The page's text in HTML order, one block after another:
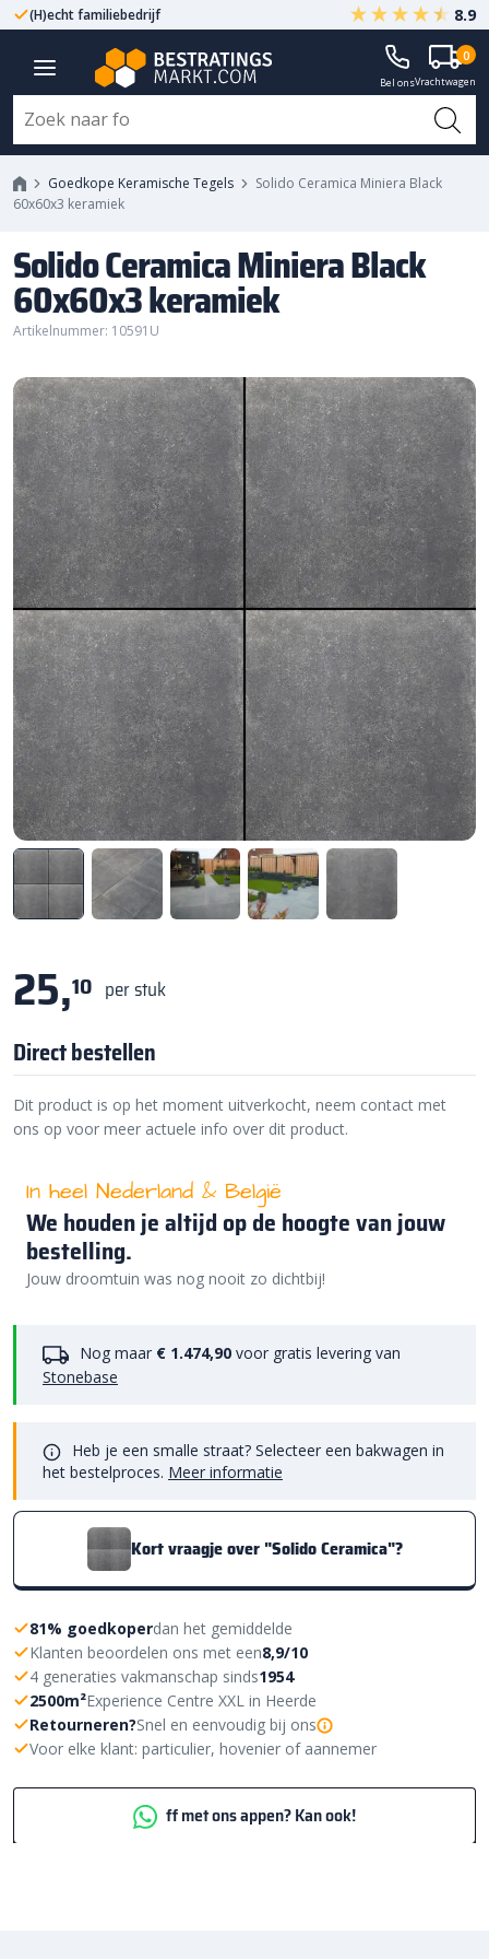
(H)echt familiebedrijf Gegarandeerd A-kwaliteit
8.9
Bel onsVrachtwagen
0
Goedkope Keramische Tegels
Solido Ceramica Miniera Black
60x60x3 keramiek
Solido Ceramica Miniera Black
60x60x3 keramiek
Artikelnummer: 10591U
25,10 per stuk
Direct bestellen
Dit product is op het moment uitverkocht, neem contact met
ons op voor meer actuele info over dit product.
In heel Nederland & België
We houden je altijd op de hoogte van jouw
bestelling.
Jouw droomtuin was nog nooit zo dichtbij!
Nog maar € 1.474,90 voor gratis levering van
Stonebase
Heb je een smalle straat? Selecteer een bakwagen in
het bestelproces. Meer informatie
Kort vraagje over "Solido Ceramica"?
81% goedkoperdan het gemiddelde
Klanten beoordelen ons met een8,9/10
4 generaties vakmanschap sinds1954
2500m²Experience Centre XXL in Heerde
Retourneren?Snel en eenvoudig bij ons
Voor elke klant: particulier, hovenier of aannemer
ff met ons appen? Kan ook!
Solido Ceramica Miniera Black
60x60x3 keramiek